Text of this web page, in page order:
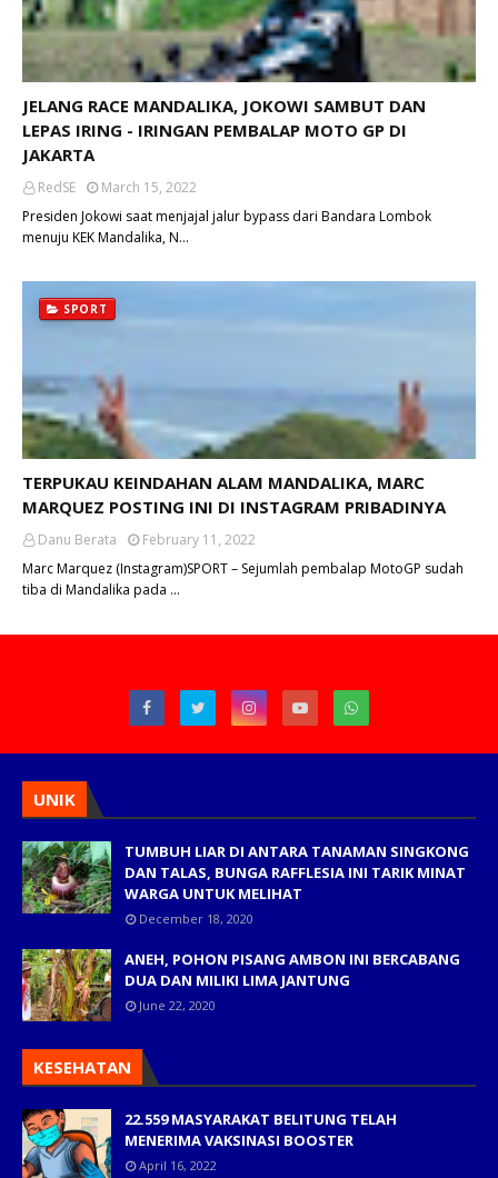
JELANG RACE MANDALIKA, JOKOWI SAMBUT DAN
LEPAS IRING - IRINGAN PEMBALAP MOTO GP DI
JAKARTA
RedSE
March 15, 2022
Presiden Jokowi saat menjajal jalur bypass dari Bandara Lombok
menuju KEK Mandalika, N…
SPORT
TERPUKAU KEINDAHAN ALAM MANDALIKA, MARC
MARQUEZ POSTING INI DI INSTAGRAM PRIBADINYA
Danu Berata
February 11, 2022
Marc Marquez (Instagram)SPORT – Sejumlah pembalap MotoGP sudah
tiba di Mandalika pada …
UNIK
TUMBUH LIAR DI ANTARA TANAMAN SINGKONG
DAN TALAS, BUNGA RAFFLESIA INI TARIK MINAT
WARGA UNTUK MELIHAT
December 18, 2020
ANEH, POHON PISANG AMBON INI BERCABANG
DUA DAN MILIKI LIMA JANTUNG
June 22, 2020
KESEHATAN
22.559 MASYARAKAT BELITUNG TELAH
MENERIMA VAKSINASI BOOSTER
April 16, 2022